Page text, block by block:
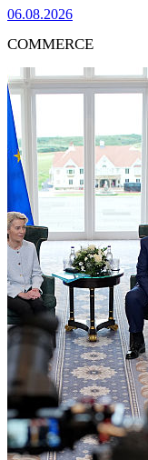
06.08.2026
COMMERCE